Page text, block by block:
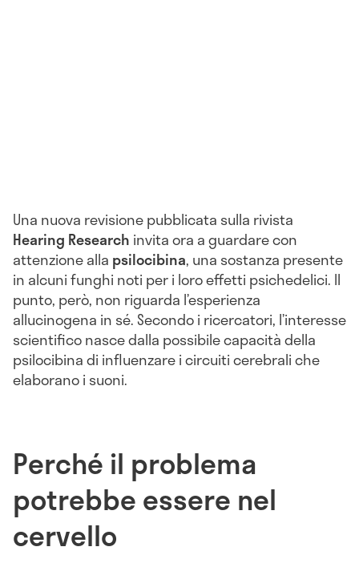
Una nuova revisione pubblicata sulla rivista
Hearing Research invita ora a guardare con
attenzione alla psilocibina, una sostanza presente
in alcuni funghi noti per i loro effetti psichedelici. Il
punto, però, non riguarda l’esperienza
allucinogena in sé. Secondo i ricercatori, l’interesse
scientifico nasce dalla possibile capacità della
psilocibina di influenzare i circuiti cerebrali che
elaborano i suoni.
Perché il problema
potrebbe essere nel
cervello